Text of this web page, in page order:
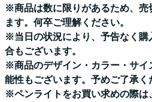
※商品は数に限りがあるため、売
ます。何卒ご理解ください。
※当日の状況により、予告なく購
合もございます。
※商品のデザイン・カラー・サイ
能性もございます。予めご了承く
※ペンライトをお買い求めの際は